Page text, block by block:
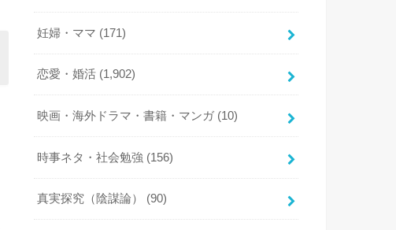
妊婦・ママ (171)
恋愛・婚活 (1,902)
映画・海外ドラマ・書籍・マンガ (10)
時事ネタ・社会勉強 (156)
真実探究（陰謀論） (90)